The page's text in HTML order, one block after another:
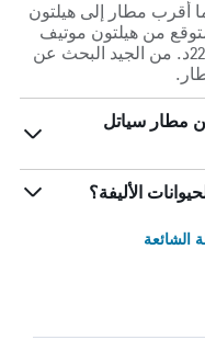
أقرب مطار إلى هيلتون
من هيلتون موتيف
سيتل إلى مطار سياتل تاكوما هو 0س 22د. من الجيد البحث عن
مطار سياتل
الأليفة؟
الشائعة